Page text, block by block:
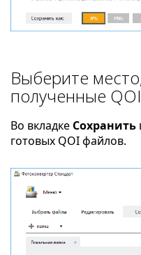
Выберите
полученные
Во вкладке Сохранить
готовых QOI файлов.